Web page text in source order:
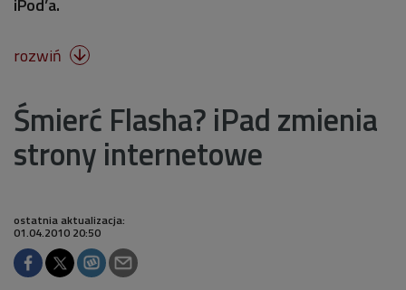
iPod’a.
rozwiń 
Śmierć Flasha? iPad zmienia
strony internetowe
ostatnia aktualizacja:
01.04.2010 20:50